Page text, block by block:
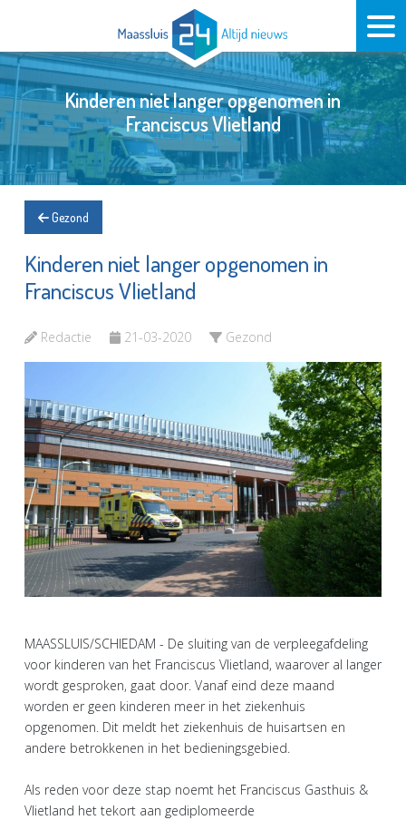
Kinderen niet langer opgenomen in
Franciscus Vlietland
Gezond
Kinderen niet langer opgenomen in
Franciscus Vlietland
Redactie 21-03-2020 Gezond
MAASSLUIS/SCHIEDAM - De sluiting van de verpleegafdeling
voor kinderen van het Franciscus Vlietland, waarover al langer
wordt gesproken, gaat door. Vanaf eind deze maand
worden er geen kinderen meer in het ziekenhuis
opgenomen. Dit meldt het ziekenhuis de huisartsen en
andere betrokkenen in het bedieningsgebied.
Als reden voor deze stap noemt het Franciscus Gasthuis &
Vlietland het tekort aan gediplomeerde